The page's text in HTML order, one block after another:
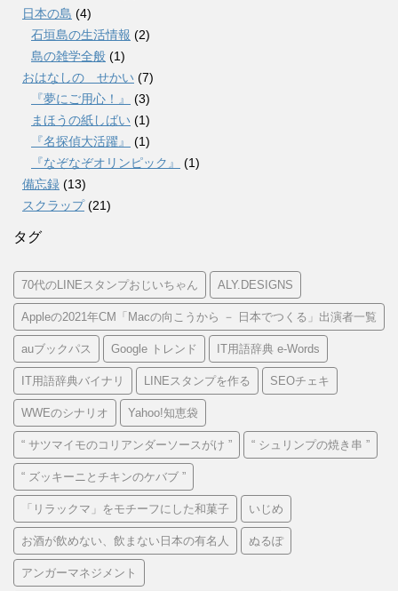
日本の島 (4)
石垣島の生活情報 (2)
島の雑学全般 (1)
おはなしの せかい (7)
『夢にご用心！』
(3)
まほうの紙しばい (1)
『名探偵大活躍』
(1)
『なぞなぞオリンピック』
(1)
備忘録 (13)
スクラップ(21)
タグ
70代のLINEスタンプおじいちゃん ALY.DESIGNS
Appleの2021年CM「Macの向こうから － 日本でつくる」出演者一覧
auブックパス Google トレンド IT用語辞典 e-Words
IT用語辞典バイナリ LINEスタンプを作る SEOチェキ
WWEのシナリオ Yahoo!知恵袋
“ サツマイモのコリアンダーソースがけ ” “ シュリンプの焼き串 ”
“ ズッキーニとチキンのケバブ ”
「リラックマ」をモチーフにした和菓子 いじめ
お酒が飲めない、飲まない日本の有名人 ぬるぽ
アンガーマネジメント